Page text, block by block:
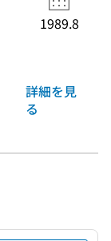
1989.8
詳細を見
る